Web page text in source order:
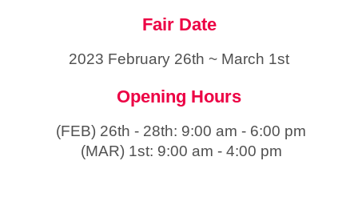
Fair Date
2023 February 26th ~ March 1st
Opening Hours
(FEB) 26th - 28th: 9:00 am - 6:00 pm
(MAR) 1st: 9:00 am - 4:00 pm